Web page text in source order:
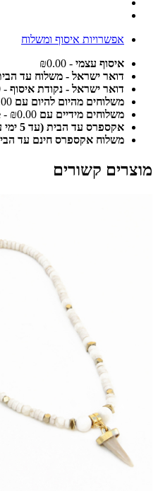
אפשרויות איסוף ומשלוח
איסוף עצמי - ₪0.00
דואר ישראל - משלוח עד
דואר ישראל - נקודת איסוף - ₪22.00
משלוחים מהיום להיום עם Get Package
משלוחים מידיים עם Get Package - ₪0.00
אקספרס עד הבית (עד 5 ימי עסקים)
משלוח אקספרס חינם עד הבית (עד 5
מוצרים קשורים